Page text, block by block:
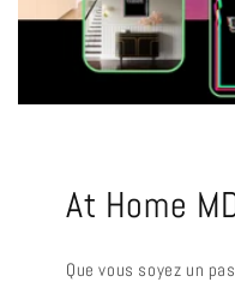
At Home
Que vous soyez un